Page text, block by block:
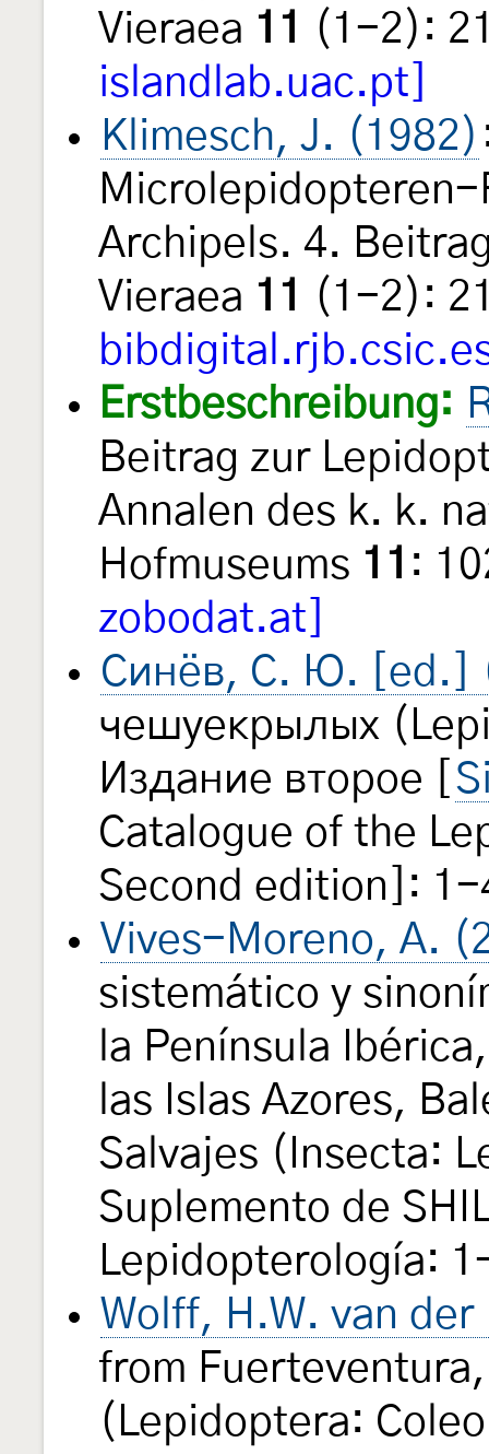
Vieraea 11
(1-2):
islandlab.uac.pt]
Klimesch, J. (1982)
Microlepidopteren-
Archipels. 4.
Vieraea 11
(1-2):
Erstbeschreibung:
Beitrag zur
Annalen des k. k.
Hofmuseums 11 :
zobodat.at]
Синёв, С. Ю. [ed.]
чешуекрылых
Издание второе [
Catalogue of the
Second edition]: 1-
Vives-Moreno, A.
sistemático y
la Península
las Islas Azores,
Salvajes (Insecta:
Suplemento de
Lepidopterología:
Wolff, H.W. van
from
(Lepidoptera: